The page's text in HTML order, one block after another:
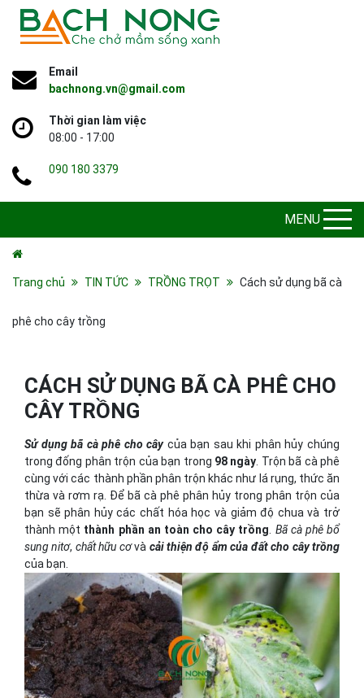
Email
bachnong.vn@gmail.com
Thời gian làm việc
08:00 - 17:00
090 180 3379
MENU
Trang chủ TIN TỨC TRỒNG TRỌT Cách sử dụng bã cà
phê cho cây trồng
CÁCH SỬ DỤNG BÃ CÀ PHÊ CHO
CÂY TRỒNG
Sử dụng bã cà phê cho câycủa bạn sau khi phân hủy chúng
trong đống phân trộn của bạn trong 98 ngày . Trộn bã cà phê
cùng với các thành phần phân trộn khác như lá rụng, thức ăn
thừa và rơm rạ. Để bã cà phê phân hủy trong phân trộn của
bạn sẽ phân hủy các chất hóa học và giảm độ chua và trở
thành một thành phần an toàn cho cây trồng Bã cà phê bổ
sung nitơ, chất hữu cơvà cải thiện độ ẩm của đất cho cây trồng
của bạn.